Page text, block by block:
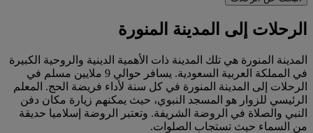
الرحلات إلى المدينة المنورة
المدينة المنورة هي تلك المدينة ذات الأهمية الدينية والروحية الكبيرة
في المملكة العربية السعودية. يسافر حوالي 9 ملايين مسلم في
الرحلات إلى المدينة المنورة في كل سنة لأداء فريضة الحج. المعلم
الرئيسي للزوار هو المسجد النبوي، حيث يمكنهم زيارة مكان دفن
النبي والصلاة في الروضة الشريفة. وتعتبر الروضة إسلاميا حديقة
من السماء حيث تستجاب الصلوات.